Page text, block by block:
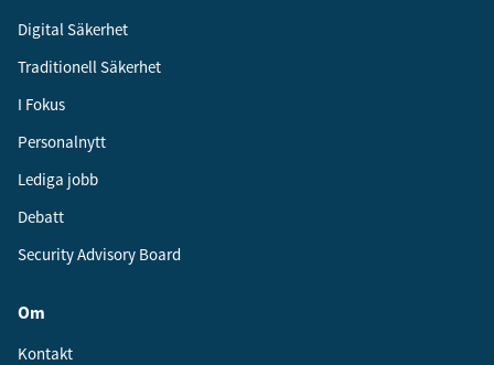
Digital Säkerhet
Traditionell Säkerhet
I Fokus
Personalnytt
Lediga jobb
Debatt
Security Advisory Board
Om
Kontakt